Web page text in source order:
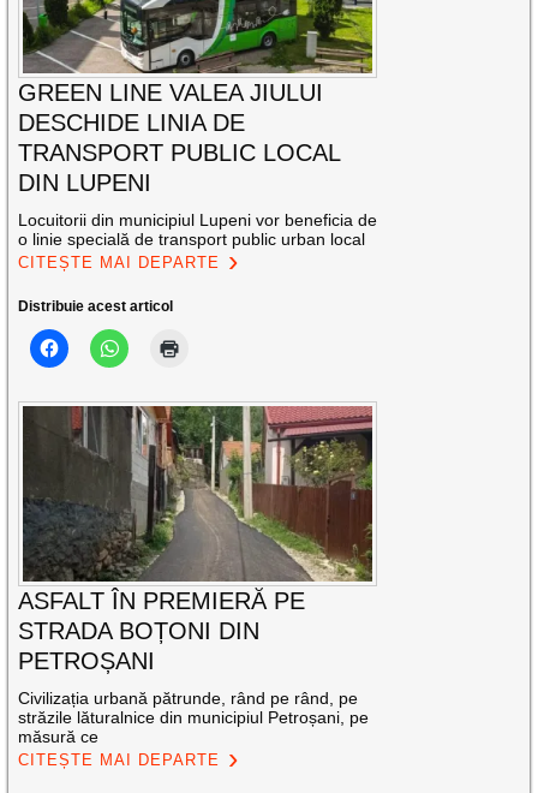
GREEN LINE VALEA JIULUI
DESCHIDE LINIA DE
TRANSPORT PUBLIC LOCAL
DIN LUPENI
Locuitorii din municipiul Lupeni vor beneficia de
o linie specială de transport public urban local
CITEȘTE MAI DEPARTE
Distribuie acest articol
ASFALT ÎN PREMIERĂ PE
STRADA BOȚONI DIN
PETROȘANI
Civilizația urbană pătrunde, rând pe rând, pe
străzile lăturalnice din municipiul Petroșani, pe
măsură ce
CITEȘTE MAI DEPARTE